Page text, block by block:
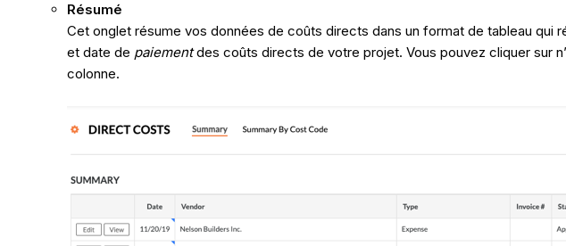
Résumé
Cet onglet résume vos données de coûts directs dans un format de tableau qui
et date de paiementdes coûts directs de votre projet. Vous pouvez cliquer sur
colonne.